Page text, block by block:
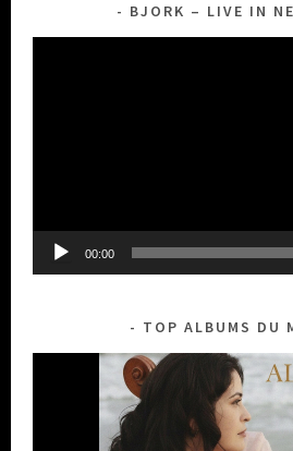
BJORK – LIVE IN
00:00
TOP ALBUMS DU